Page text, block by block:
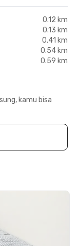
0.12 km
0.13 km
0.41 km
0.54 km
0.59 km
kamu bisa